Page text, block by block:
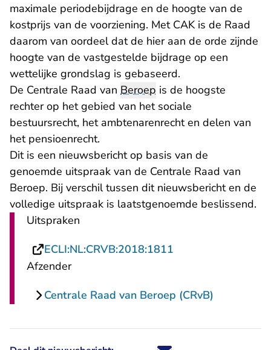
maximale periodebijdrage en de hoogte van de
kostprijs van de voorziening. Met CAK is de Raad
daarom van oordeel dat de hier aan de orde zijnde
hoogte van de vastgestelde bijdrage op een
wettelijke grondslag is gebaseerd.
De Centrale Raad van Beroep is de hoogste
rechter op het gebied van het sociale
bestuursrecht, het ambtenarenrecht en delen van
het pensioenrecht.
Dit is een nieuwsbericht op basis van de
genoemde uitspraak van de Centrale Raad van
Beroep. Bij verschil tussen dit nieuwsbericht en de
volledige uitspraak is laatstgenoemde beslissend.
Uitspraken
ECLI:NL:CRVB:2018:1811
Afzender
Centrale Raad van Beroep (CRvB)